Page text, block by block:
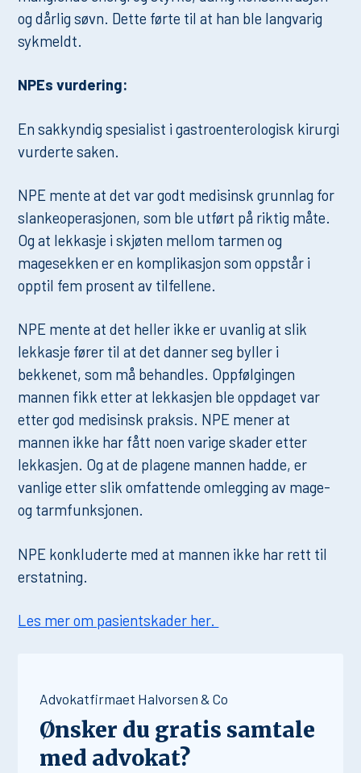
og dårlig søvn. Dette førte til at han ble langvarig
sykmeldt.
NPEs vurdering:
En sakkyndig spesialist i gastroenterologisk kirurgi
vurderte saken.
NPE mente at det var godt medisinsk grunnlag for
slankeoperasjonen, som ble utført på riktig måte.
Og at lekkasje i skjøten mellom tarmen og
magesekken er en komplikasjon som oppstår i
opptil fem prosent av tilfellene.
NPE mente at det heller ikke er uvanlig at slik
lekkasje fører til at det danner seg byller i
bekkenet, som må behandles. Oppfølgingen
mannen fikk etter at lekkasjen ble oppdaget var
etter god medisinsk praksis. NPE mener at
mannen ikke har fått noen varige skader etter
lekkasjen. Og at de plagene mannen hadde, er
vanlige etter slik omfattende omlegging av mage-
og tarmfunksjonen.
NPE konkluderte med at mannen ikke har rett til
erstatning.
Les mer om pasientskader her.
Advokatfirmaet Halvorsen & Co
Ønsker du gratis samtale
med advokat?